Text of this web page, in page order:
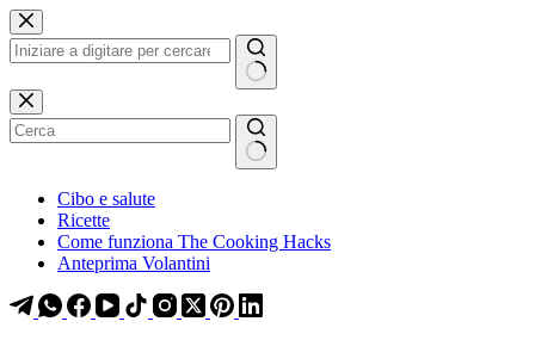
Salta
al
contenuto
Salta
al
contenuto
Nessun
risultato
Cibo e salute
Ricette
Come funziona The Cooking Hacks
Anteprima Volantini